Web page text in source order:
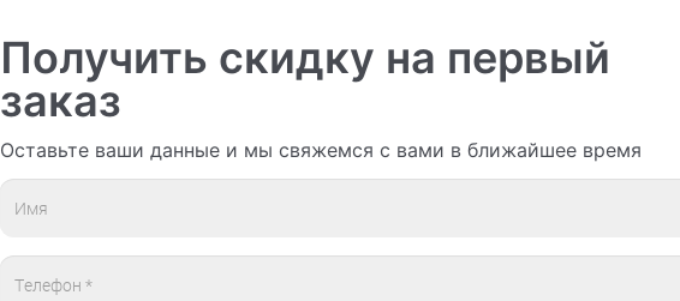
Получить скидку на первый
заказ
Оставьте ваши данные и мы свяжемся с вами в ближайшее время